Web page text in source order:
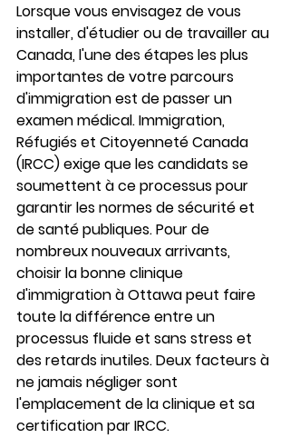
Lorsque vous envisagez de vous
installer, d'étudier ou de travailler au
Canada, l'une des étapes les plus
importantes de votre parcours
d'immigration est de passer un
examen médical. Immigration,
Réfugiés et Citoyenneté Canada
(IRCC) exige que les candidats se
soumettent à ce processus pour
garantir les normes de sécurité et
de santé publiques. Pour de
nombreux nouveaux arrivants,
choisir la bonne clinique
d'immigration à Ottawa peut faire
toute la différence entre un
processus fluide et sans stress et
des retards inutiles. Deux facteurs à
ne jamais négliger sont
l'emplacement de la clinique et sa
certification par IRCC.